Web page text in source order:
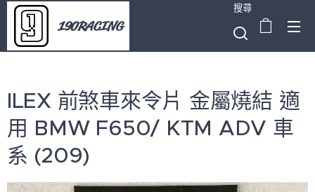
190RACING
搜尋
ILEX 前煞車來令片 金屬燒結 適
用 BMW F650/ KTM ADV 車
系 (209)